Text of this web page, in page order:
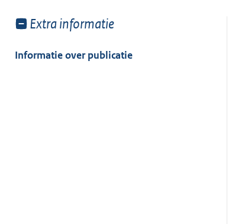
Toon
van:
Extra informatie
Informatie over publicatie